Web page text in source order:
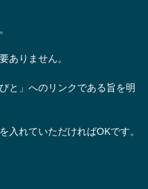
ありません。
と」へのリンクである旨を明
入れていただければOKです。